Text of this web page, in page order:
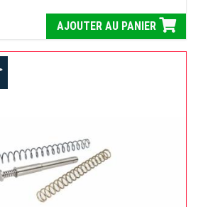
AJOUTER AU PANIER